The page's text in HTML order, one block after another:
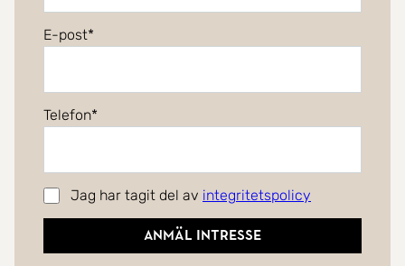
E-post
Telefon
Jag har tagit del av integritetspolicy
Anmäl intresse